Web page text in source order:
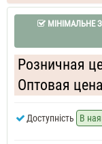
МІНІМАЛЬНЕ
Розничная
Оптовая цена
Доступність В